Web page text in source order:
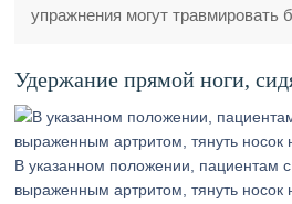
упражнения могут травмировать
Удержание прямой ноги,
В указанном положении, пациентам с
выраженным артритом, тянуть носок